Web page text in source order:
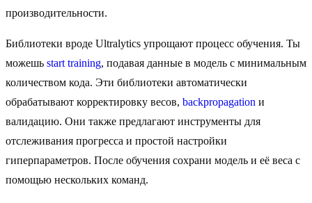
производительности.
Библиотеки вроде Ultralytics упрощают процесс обучения. Ты
можешь start training, подавая данные в модель с минимальным
количеством кода. Эти библиотеки автоматически
обрабатывают корректировку весов, backpropagation и
валидацию. Они также предлагают инструменты для
отслеживания прогресса и простой настройки
гиперпараметров. После обучения сохрани модель и её веса с
помощью нескольких команд.